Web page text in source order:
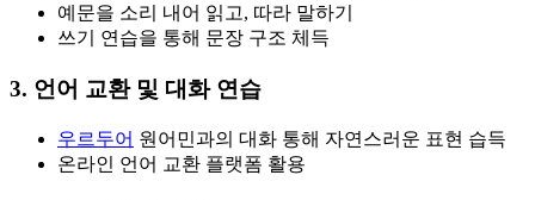
예문을 소리 내어 읽고, 따라 말하기
쓰기 연습을 통해 문장 구조 체득
3. 언어 교환 및 대화 연습
우르두어 원어민과의 대화 통해 자연스러운 표현 습득
온라인 언어 교환 플랫폼 활용